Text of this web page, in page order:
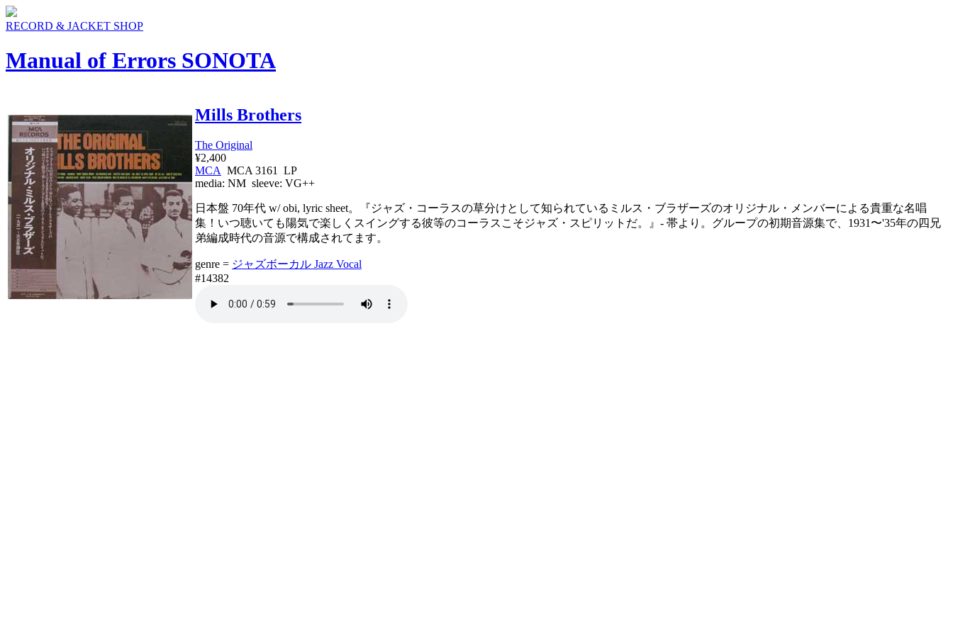
RECORD & JACKET SHOP
Manual of Errors SONOTA
Mills Brothers
The Original
¥2,400
MCA MCA 3161 LP
media: NM sleeve: VG++
日本盤 70年代 w/ obi, lyric sheet。『ジャズ・コーラスの草分けとして知られているミルス・ブラザーズのオリジナル・メンバーによる貴重な名唱
集！いつ聴いても陽気で楽しくスイングする彼等のコーラスこそジャズ・スピリットだ。』- 帯より。グループの初期音源集で、1931〜'35年の四兄
弟編成時代の音源で構成されてます。
genre = ジャズボーカル Jazz Vocal
#14382